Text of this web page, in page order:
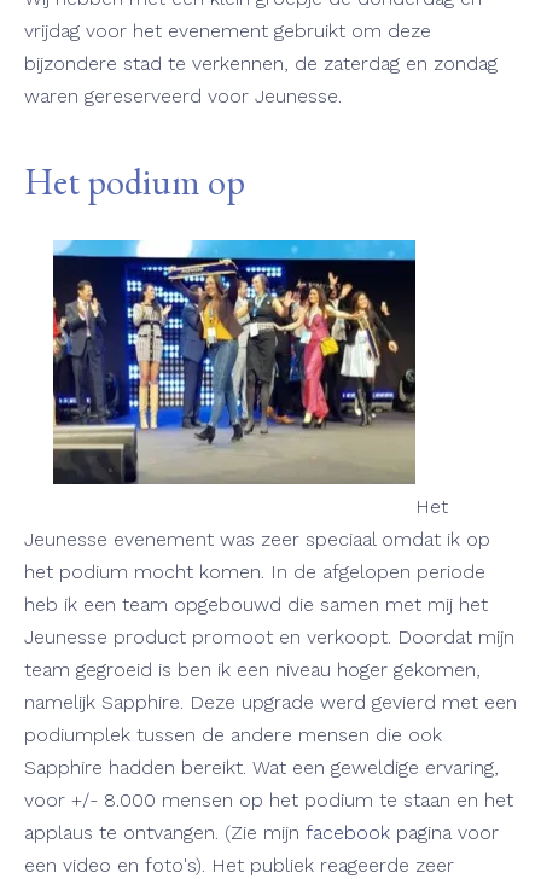
vrijdag voor het evenement gebruikt om deze
bijzondere stad te verkennen, de zaterdag en zondag
waren gereserveerd voor Jeunesse.
Het podium op
Het
Jeunesse evenement was zeer speciaal omdat ik op
het podium mocht komen. In de afgelopen periode
heb ik een team opgebouwd die samen met mij het
Jeunesse product promoot en verkoopt. Doordat mijn
team gegroeid is ben ik een niveau hoger gekomen,
namelijk Sapphire. Deze upgrade werd gevierd met een
podiumplek tussen de andere mensen die ook
Sapphire hadden bereikt. Wat een geweldige ervaring,
voor +/- 8.000 mensen op het podium te staan en het
applaus te ontvangen. (Zie mijn facebook pagina voor
een video en foto's). Het publiek reageerde zeer